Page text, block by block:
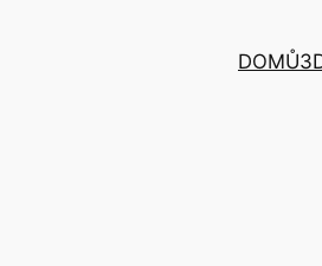
DOMŮ